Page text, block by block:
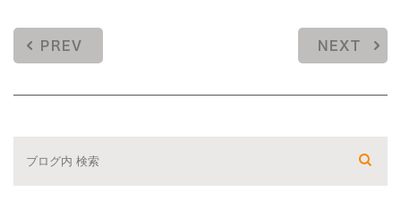
PREV NEXT